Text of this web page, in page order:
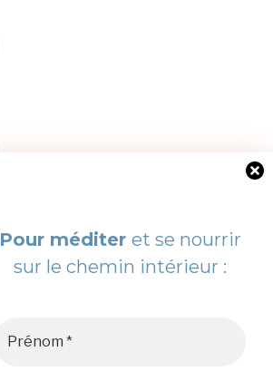
Pour méditer et se nourrir
sur le chemin intérieur :